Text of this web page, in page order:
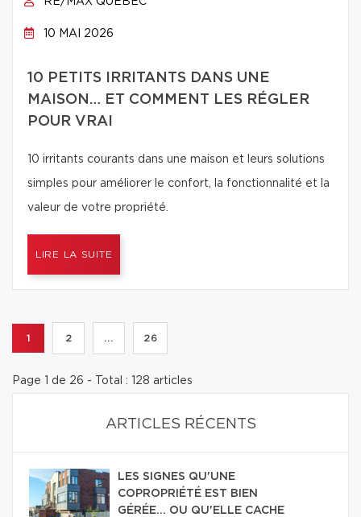
10 MAI 2026
10 PETITS IRRITANTS DANS UNE
MAISON… ET COMMENT LES RÉGLER
POUR VRAI
10 irritants courants dans une maison et leurs solutions
simples pour améliorer le confort, la fonctionnalité et la
valeur de votre propriété.
LIRE LA SUITE
1 2 ... 26
Page 1 de 26 - Total : 128 articles
ARTICLES RÉCENTS
LES SIGNES QU'UNE
COPROPRIÉTÉ EST BIEN
GÉRÉE… OU QU'ELLE CACHE